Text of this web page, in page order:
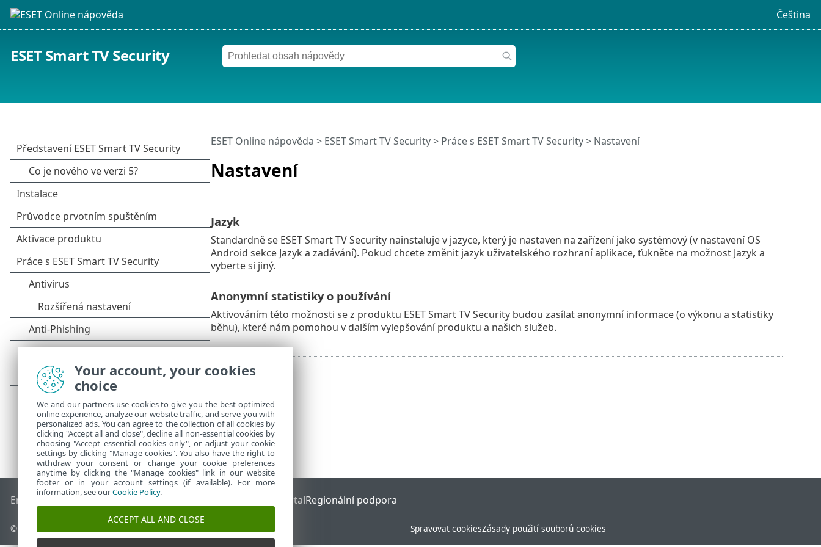
Čeština
ESET Smart TV Security
Nastavení
ESET Online nápověda > ESET Smart TV Security> Práce s ESET Smart TV Security > Nastavení
Jazyk
Standardně se ESET Smart TV Security nainstaluje v jazyce, který je nastaven na zařízení jako systémový (v nastavení OS
Android sekce Jazyk a zadávání). Pokud chcete změnit jazyk uživatelského rozhraní aplikace, ťukněte na možnost Jazyk a
vyberte si jiný.
Anonymní statistiky o používání
Aktivováním této možnosti se z produktu ESET Smart TV Security budou zasílat anonymní informace (o výkonu a statistiky
běhu), které nám pomohou v dalším vylepšování produktu a našich služeb.
End of Life ESET Databáze znalostí ESET Status PortalRegionální podpora
© 1992 - 2025 ESET, spol. s r.o. - Všechna práva vyhrazena. Spravovat cookiesZásady použití souborů cookies
Your account, your cookies
choice
We and our partners use cookies to give you the best optimized
online experience, analyze our website traffic, and serve you with
personalized ads. You can agree to the collection of all cookies by
clicking "Accept all and close", decline all non-essential cookies by
choosing "Accept essential cookies only", or adjust your cookie
settings by clicking "Manage cookies". You also have the right to
withdraw your consent or change your cookie preferences
anytime by clicking the "Manage cookies" link in our website
footer or in your account settings (if available). For more
information, see ourCookie Policy.
ACCEPT ALL AND CLOSE